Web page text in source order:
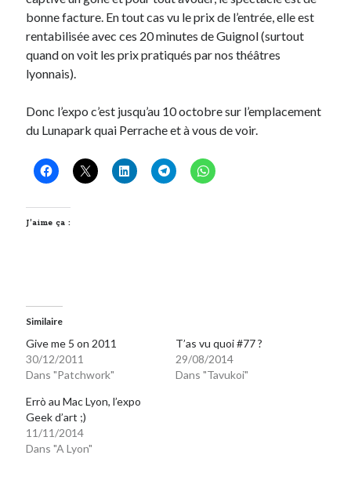
bonne facture. En tout cas vu le prix de l’entrée, elle est
rentabilisée avec ces 20 minutes de Guignol (surtout
quand on voit les prix pratiqués par nos théâtres
lyonnais).
Donc l’expo c’est jusqu’au 10 octobre sur l’emplacement
du Lunapark quai Perrache et à vous de voir.
J’aime ça :
Similaire
Give me 5 on 2011
30/12/2011
Dans "Patchwork"
T’as vu quoi #77 ?
29/08/2014
Dans "Tavukoi"
Errò au Mac Lyon, l’expo
Geek d’art ;)
11/11/2014
Dans "A Lyon"